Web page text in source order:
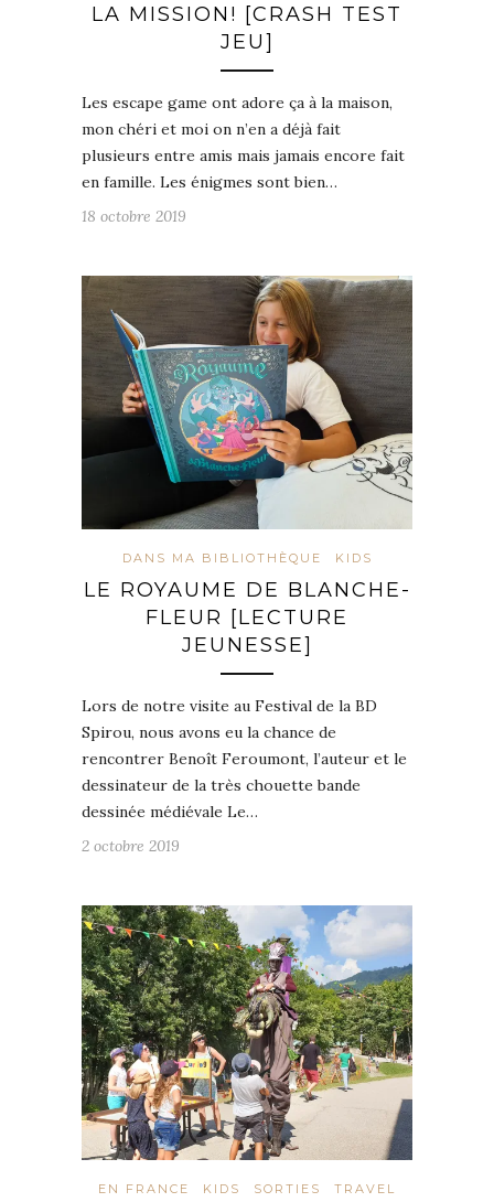
LA MISSION! [CRASH TEST
JEU]
Les escape game ont adore ça à la maison,
mon chéri et moi on n’en a déjà fait
plusieurs entre amis mais jamais encore fait
en famille. Les énigmes sont bien…
18 octobre 2019
DANS MA BIBLIOTHÈQUE KIDS
LE ROYAUME DE BLANCHE-
FLEUR [LECTURE
JEUNESSE]
Lors de notre visite au Festival de la BD
Spirou, nous avons eu la chance de
rencontrer Benoît Feroumont, l’auteur et le
dessinateur de la très chouette bande
dessinée médiévale Le…
2 octobre 2019
EN FRANCE KIDS SORTIES TRAVEL